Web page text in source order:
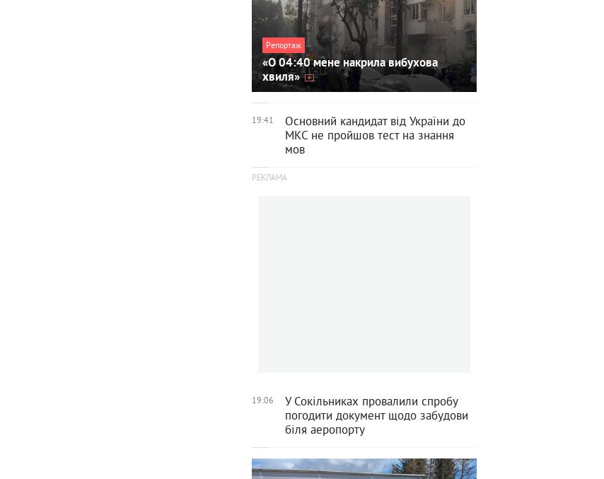
Репортаж
«О 04:40 мене накрила вибухова
хвиля»
19:41
Основний кандидат від України до
МКС не пройшов тест на знання
мов
19:06
У Сокільниках провалили спробу
погодити документ щодо забудови
біля аеропорту